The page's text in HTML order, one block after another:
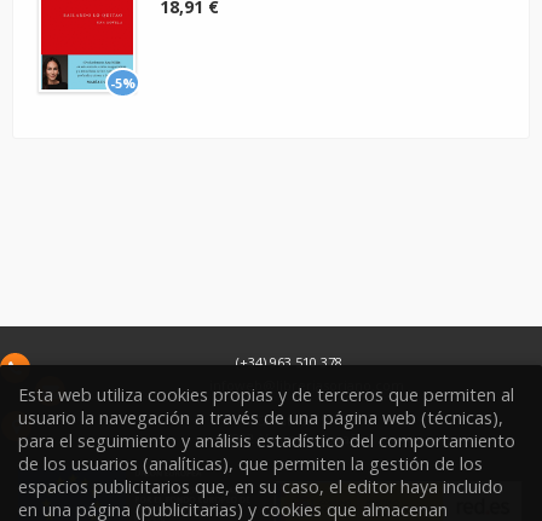
-5%
18,91 €
(+34) 963 510 378
infoweb@libreriasoriano.com
C/ Xàtiva 15
46002 Valencia España
Esta web utiliza cookies propias y de terceros que permiten al
usuario la navegación a través de una página web (técnicas),
para el seguimiento y análisis estadístico del comportamiento
de los usuarios (analíticas), que permiten la gestión de los
espacios publicitarios que, en su caso, el editor haya incluido
en una página (publicitarias) y cookies que almacenan